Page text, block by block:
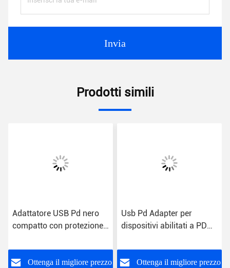
Invia
Prodotti simili
Adattatore USB Pd nero
compatto con protezione
Ottenga il migliore prezzo
Usb Pd Adapter per
dispositivi abilitati a PD
Adapter di sicurezza
certificato
Ottenga il migliore prezzo